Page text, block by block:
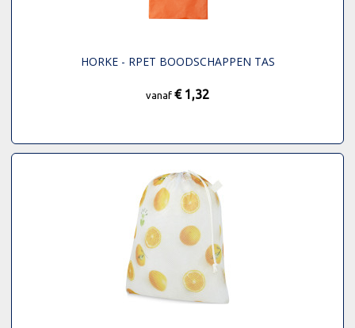
HORKE - RPET BOODSCHAPPEN TAS
vanaf € 1,32